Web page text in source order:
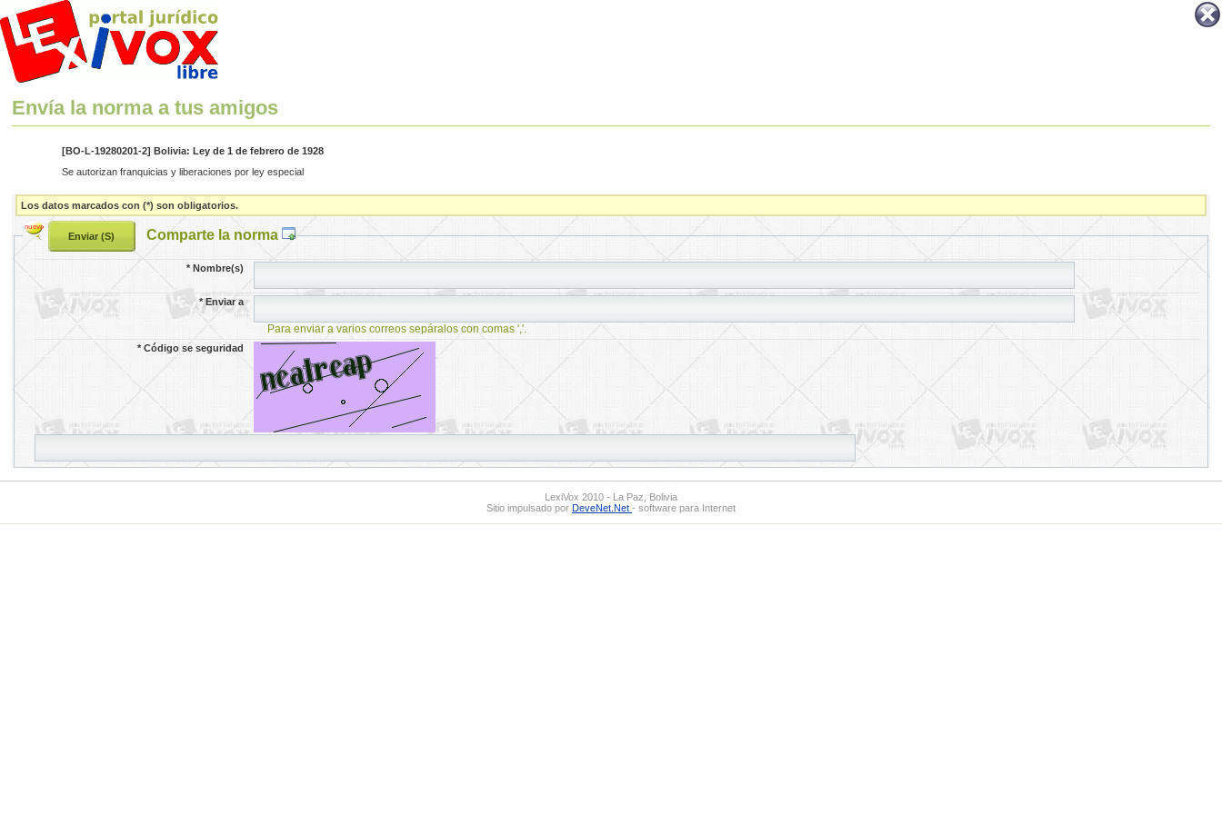
Envía la norma a tus amigos
[BO-L-19280201-2] Bolivia: Ley de 1 de febrero de 1928
Se autorizan franquicias y liberaciones por ley especial
Los datos marcados con (*) son obligatorios.
Comparte la norma
*Nombre(s)
*Enviar a
Para enviar a varios correos sepáralos con comas ','.
*Código se seguridad
LexiVox 2010 - La Paz, Bolivia
Sitio impulsado por DeveNet.Net - software para Internet